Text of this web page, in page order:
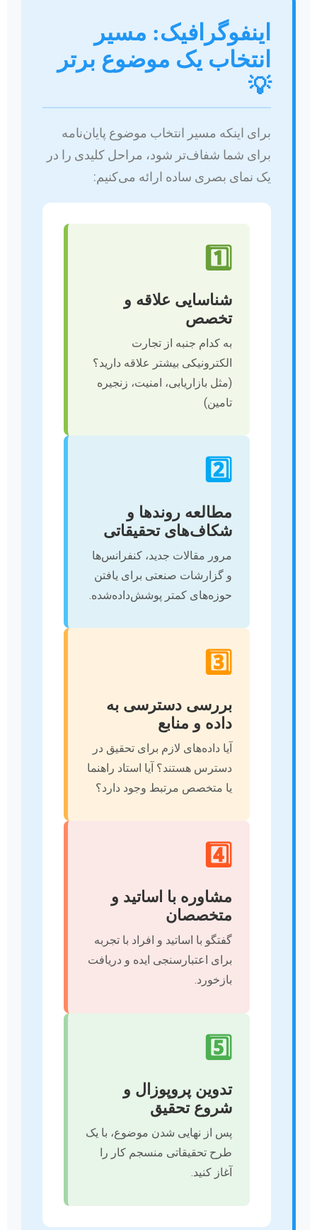
اینفوگرافیک: مسیر
انتخاب یک موضوع برتر
💡
برای اینکه مسیر انتخاب موضوع پایان‌نامه
برای شما شفاف‌تر شود، مراحل کلیدی را در
یک نمای بصری ساده ارائه می‌کنیم:
1️⃣
شناسایی علاقه و
تخصص
به کدام جنبه از تجارت
الکترونیکی بیشتر علاقه دارید؟
(مثل بازاریابی، امنیت، زنجیره
تامین)
2️⃣
مطالعه روندها و
شکاف‌های تحقیقاتی
مرور مقالات جدید، کنفرانس‌ها
و گزارشات صنعتی برای یافتن
حوزه‌های کمتر پوشش‌داده‌شده.
3️⃣
بررسی دسترسی به
داده و منابع
آیا داده‌های لازم برای تحقیق در
دسترس هستند؟ آیا استاد راهنما
یا متخصص مرتبط وجود دارد؟
4️⃣
مشاوره با اساتید و
متخصصان
گفتگو با اساتید و افراد با تجربه
برای اعتبارسنجی ایده و دریافت
بازخورد.
5️⃣
تدوین پروپوزال و
شروع تحقیق
پس از نهایی شدن موضوع، با یک
طرح تحقیقاتی منسجم کار را
آغاز کنید.